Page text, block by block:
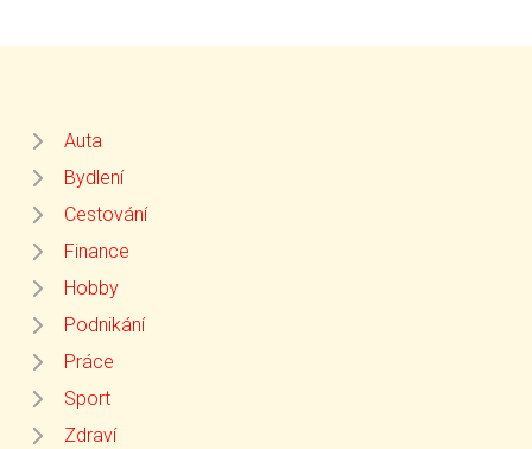
Auta
Bydlení
Cestování
Finance
Hobby
Podnikání
Práce
Sport
Zdraví